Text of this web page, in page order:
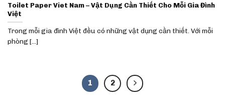
Toilet Paper Viet Nam – Vật Dụng Cần Thiết Cho Mỗi Gia Đình
Việt
Trong mỗi gia đình Việt đều có những vật dụng cần thiết. Với mỗi
phòng [...]
1 2